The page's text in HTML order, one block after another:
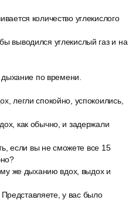
количество углекислого
выводился углекислый газ и на
по времени.
легли спокойно, успокоились,
как обычно, и задержали
если вы не сможете все 15
же дыханию вдох, выдох и
у вас было